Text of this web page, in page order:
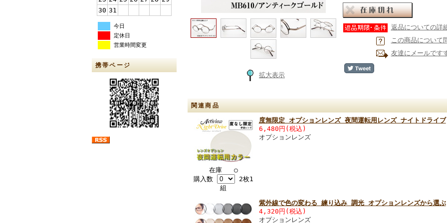
30 31
今日
定休日
営業時間変更
携帯ページ
拡大表示
返品についての詳
この商品について
友達にメールです
関連商品
在庫 ○
購入数
2枚1
組
度無限定 オプションレンズ 夜間運転用レンズ ナイトドライブ
6,480円(税込)
オプションレンズ
紫外線で色の変わる 練り込み 調光 オプションレンズから選ぶ
4,320円(税込)
オプションレンズ